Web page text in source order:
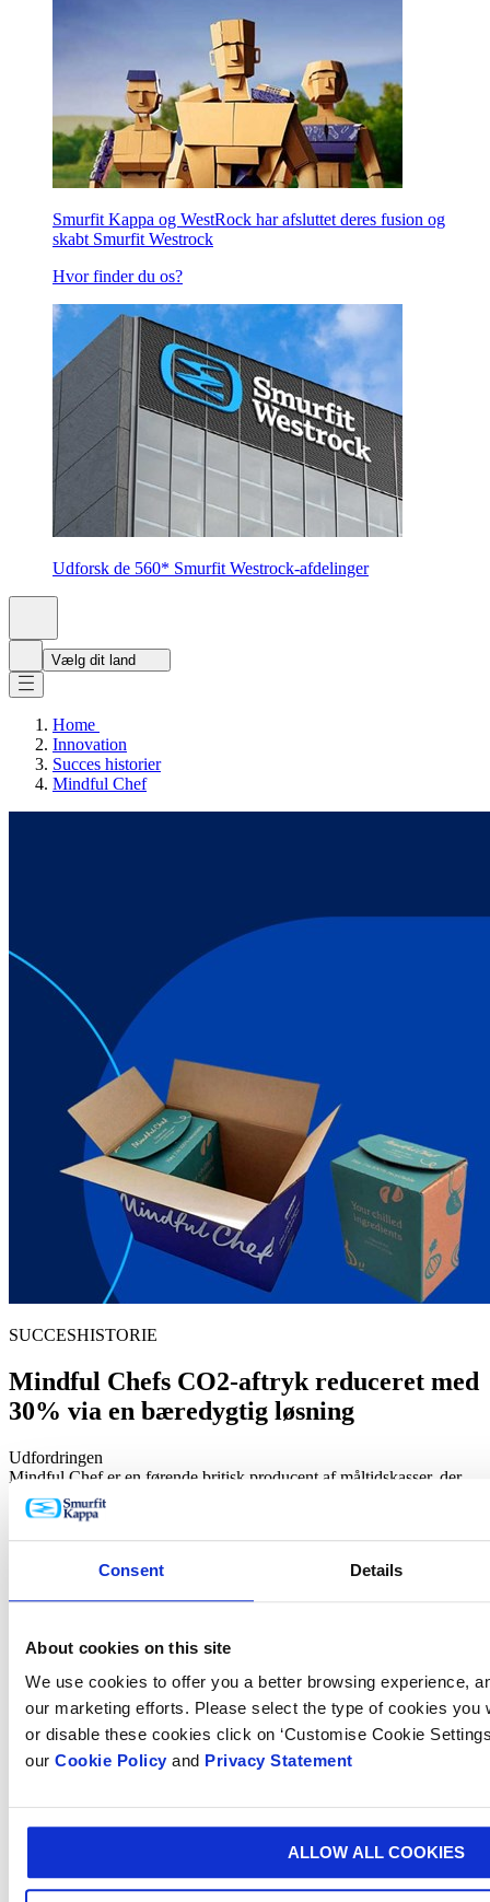
Consent Details
About cookies on this site
We use cookies to offer you a better browsing experience,
our marketing efforts. Please select the type of cookies you
or disable these cookies click on ‘Customise Cookie
our Cookie Policy and Privacy Statement
ALLOW ALL COOKIES
Smurfit Kappa og WestRock har afsluttet deres fusion og
skabt Smurfit Westrock
Hvor finder du os?
Udforsk de 560* Smurfit Westrock-afdelinger
Vælg dit land
Home
Innovation
Succes historier
Mindful Chef
SUCCESHISTORIE
Mindful Chefs CO2-aftryk reduceret med
30% via en bæredygtig løsning
Udfordringen
Mindful Chef er en førende britisk producent af måltidskasser, der
har været klimaneutralt siden 2020 og er forpligtet til at være så
bæredygtig som muligt. De ønskede at finde et alternativ løsning til
deres tidligere emballage, som bestod af isoleringsposer og
til at holde indholdet køligt, var den ikke let at genbruge.